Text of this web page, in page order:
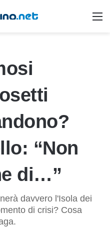
“Non
di…”
davvero l'Isola dei
di crisi? Cosa